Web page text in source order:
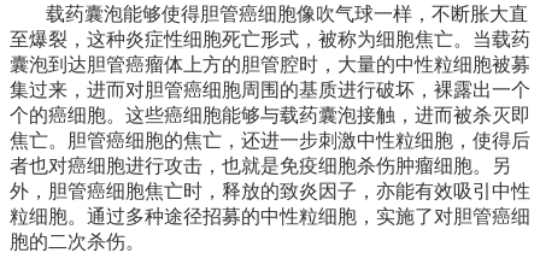
载药囊泡能够使得胆管癌细胞像吹气球一样，不断胀大直
至爆裂，这种炎症性细胞死亡形式，被称为细胞焦亡。当载药
囊泡到达胆管癌瘤体上方的胆管腔时，大量的中性粒细胞被募
集过来，进而对胆管癌细胞周围的基质进行破坏，裸露出一个
个的癌细胞。这些癌细胞能够与载药囊泡接触，进而被杀灭即
焦亡。胆管癌细胞的焦亡，还进一步刺激中性粒细胞，使得后
者也对癌细胞进行攻击，也就是免疫细胞杀伤肿瘤细胞。另
外，胆管癌细胞焦亡时，释放的致炎因子，亦能有效吸引中性
粒细胞。通过多种途径招募的中性粒细胞，实施了对胆管癌细
胞的二次杀伤。